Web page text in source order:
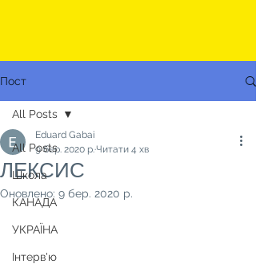
Пост
All Posts
Школа
КАНАДА
УКРАЇНА
Інтерв'ю
All Posts
ЛЕКСИС
Eduard Gabai
9 бер. 2020 р.Читати 4 хв
Оновлено: 9 бер. 2020 р.